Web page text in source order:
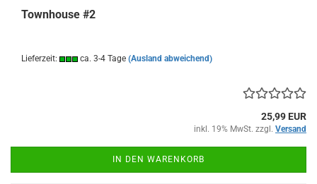
Townhouse #2
Lieferzeit: ca. 3-4 Tage (Ausland abweichend)
25,99 EUR
inkl. 19% MwSt. zzgl. Versand
IN DEN WARENKORB